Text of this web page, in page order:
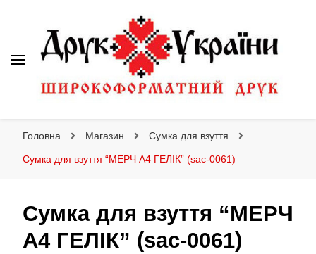
Головна Магазин Сумка для взуття
Сумка для взуття “МЕРЧ А4 ГЕЛІК” (sac-0061)
Сумка для взуття “МЕРЧ
А4 ГЕЛІК” (sac-0061)